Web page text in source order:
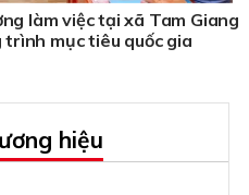
làm việc tại xã Tam Giang
trình mục tiêu quốc gia
hiệu